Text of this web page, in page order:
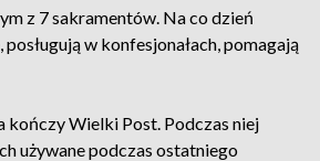
z 7 sakramentów. Na co dzień
w konfesjonałach, pomagają
kończy Wielki Post. Podczas niej
używane podczas ostatniego